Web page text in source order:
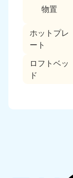
物置
ホットプレ
ート
ロフトベッ
ド